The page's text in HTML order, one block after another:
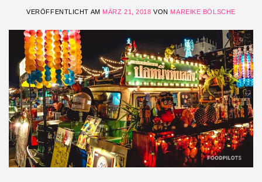
VERÖFFENTLICHT AM MÄRZ 21, 2018 VON MAREIKE BÖLSCHE